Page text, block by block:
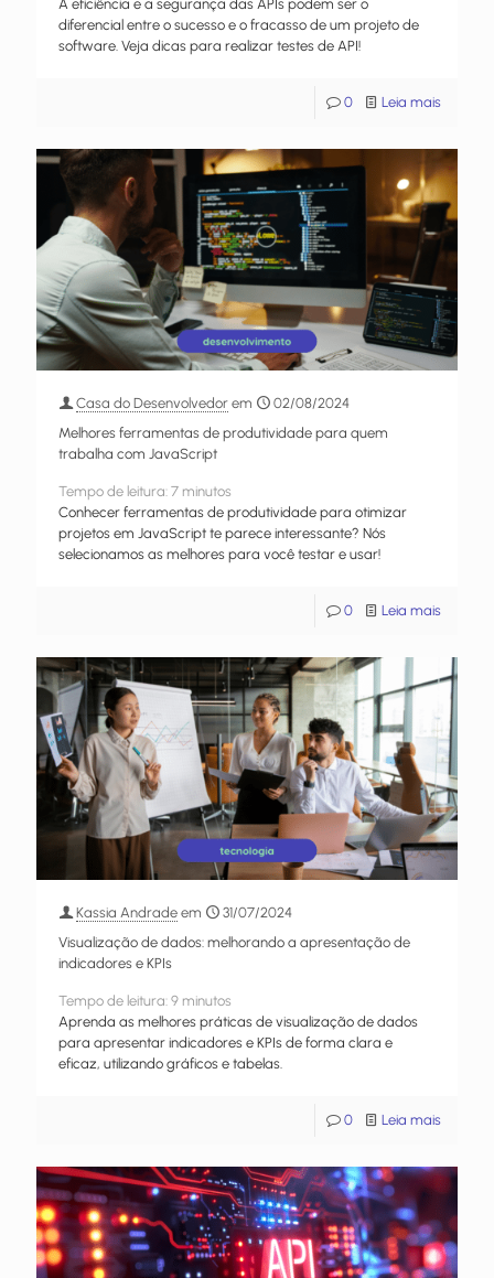
A eficiência e a segurança das APIs podem ser o
diferencial entre o sucesso e o fracasso de um projeto de
software. Veja dicas para realizar testes de API!
0 Leia mais
Casa do Desenvolvedor em
02/08/2024
Melhores ferramentas de produtividade para quem
trabalha com JavaScript
Tempo de leitura: 7 minutos
Conhecer ferramentas de produtividade para otimizar
projetos em JavaScript te parece interessante? Nós
selecionamos as melhores para você testar e usar!
0 Leia mais
Kassia Andrade em
31/07/2024
Visualização de dados: melhorando a apresentação de
indicadores e KPIs
Tempo de leitura: 9 minutos
Aprenda as melhores práticas de visualização de dados
para apresentar indicadores e KPIs de forma clara e
eficaz, utilizando gráficos e tabelas.
0 Leia mais